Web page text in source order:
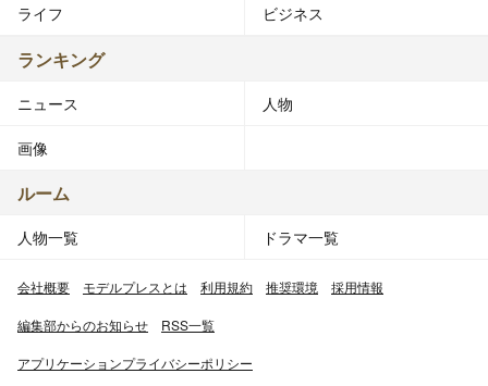
ライフ ビジネス
ランキング
ニュース 人物
画像
ルーム
人物一覧 ドラマ一覧
会社概要 モデルプレスとは 利用規約 推奨環境 採用情報
編集部からのお知らせ RSS一覧
アプリケーションプライバシーポリシー